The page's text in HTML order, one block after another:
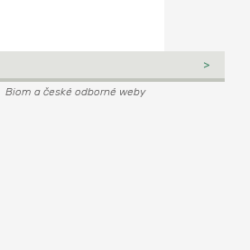
Biom a české odborné weby